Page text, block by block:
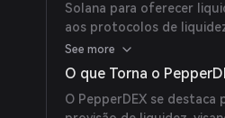
Solana para oferecer
aos protocolos de
negociem futuros
eficiência de capital
See more
O que Torna o
O PepperDEX se